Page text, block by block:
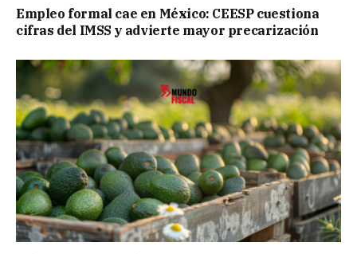
Empleo formal cae en México: CEESP cuestiona
cifras del IMSS y advierte mayor precarización